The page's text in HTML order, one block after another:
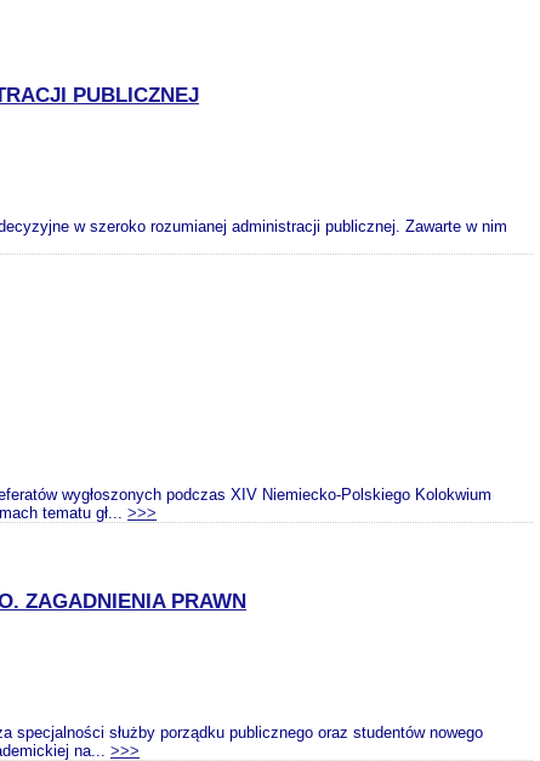
PUBLICZNEJ
w szeroko rozumianej administracji publicznej. Zawarte w nim
wygłoszonych podczas XIV Niemiecko-Polskiego Kolokwium
tematu gł... >>>
ZAGADNIENIA PRAWN
specjalności służby porządku publicznego oraz studentów nowego
na... >>>